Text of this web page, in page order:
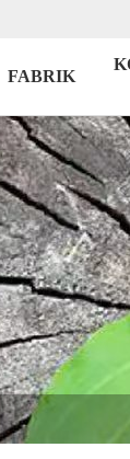
FABRIK